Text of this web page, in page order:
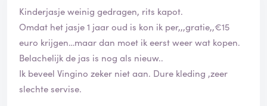
Kinderjasje weinig gedragen, rits kapot.
Omdat het jasje 1 jaar oud is kon ik per,,,gratie,,€15
euro krijgen…maar dan moet ik eerst weer wat kopen.
Belachelijk de jas is nog als nieuw..
Ik beveel Vingino zeker niet aan. Dure kleding ,zeer
slechte servise.